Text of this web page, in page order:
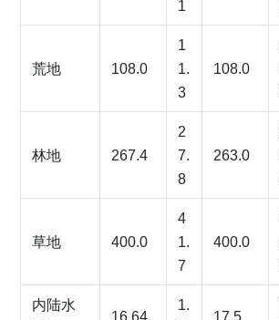
1
荒地 108.0
1
1.
3
108.0
林地 267.4
2
7.
8
263.0
草地 400.0
4
1.
7
400.0
内陆水
16.64
1.
17.5